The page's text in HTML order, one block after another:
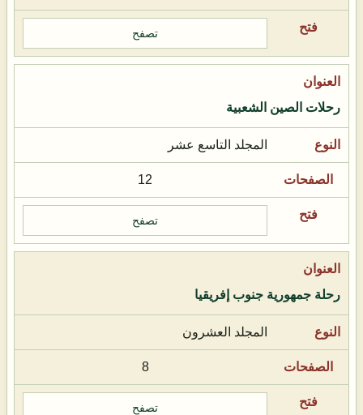
تصفح
رحلات الصين الشعبية
المجلد التاسع عشر
12
تصفح
رحلة جمهورية جنوب إفريقيا
المجلد العشرون
8
تصفح